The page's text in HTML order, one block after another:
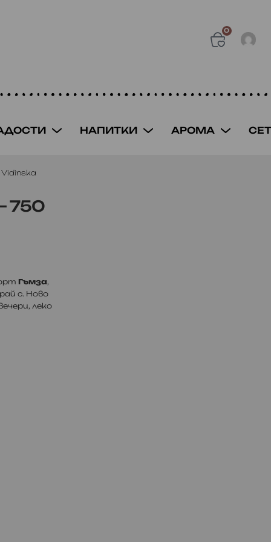
0
НАПИТКИ АРОМА
750
Гъмза,
с. Ново
леко